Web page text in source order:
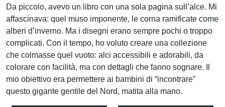
Da piccolo, avevo un libro con una sola pagina sull’alce. Mi
affascinava: quel muso imponente, le corna ramificate come
alberi d’inverno. Ma i disegni erano sempre pochi o troppo
complicati. Con il tempo, ho voluto creare una collezione
che colmasse quel vuoto: alci accessibili e adorabili, da
colorare con facilità, ma con dettagli che fanno sognare. Il
mio obiettivo era permettere ai bambini di “incontrare”
questo gigante gentile del Nord, matita alla mano.